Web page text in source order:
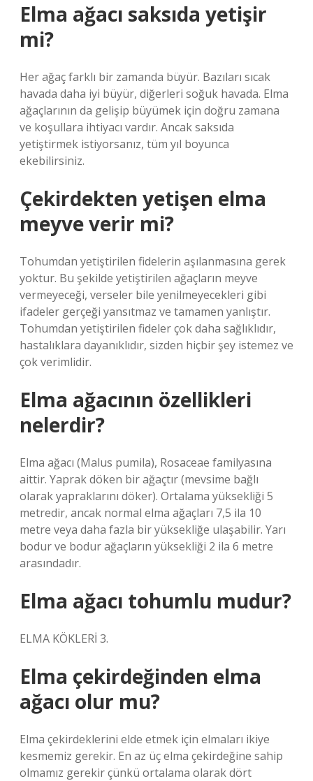
Elma ağacı saksıda yetişir
mi?
Her ağaç farklı bir zamanda büyür. Bazıları sıcak
havada daha iyi büyür, diğerleri soğuk havada. Elma
ağaçlarının da gelişip büyümek için doğru zamana
ve koşullara ihtiyacı vardır. Ancak saksıda
yetiştirmek istiyorsanız, tüm yıl boyunca
ekebilirsiniz.
Çekirdekten yetişen elma
meyve verir mi?
Tohumdan yetiştirilen fidelerin aşılanmasına gerek
yoktur. Bu şekilde yetiştirilen ağaçların meyve
vermeyeceği, verseler bile yenilmeyecekleri gibi
ifadeler gerçeği yansıtmaz ve tamamen yanlıştır.
Tohumdan yetiştirilen fideler çok daha sağlıklıdır,
hastalıklara dayanıklıdır, sizden hiçbir şey istemez ve
çok verimlidir.
Elma ağacının özellikleri
nelerdir?
Elma ağacı (Malus pumila), Rosaceae familyasına
aittir. Yaprak döken bir ağaçtır (mevsime bağlı
olarak yapraklarını döker). Ortalama yüksekliği 5
metredir, ancak normal elma ağaçları 7,5 ila 10
metre veya daha fazla bir yüksekliğe ulaşabilir. Yarı
bodur ve bodur ağaçların yüksekliği 2 ila 6 metre
arasındadır.
Elma ağacı tohumlu mudur?
ELMA KÖKLERİ 3.
Elma çekirdeğinden elma
ağacı olur mu?
Elma çekirdeklerini elde etmek için elmaları ikiye
kesmemiz gerekir. En az üç elma çekirdeğine sahip
olmamız gerekir çünkü ortalama olarak dört